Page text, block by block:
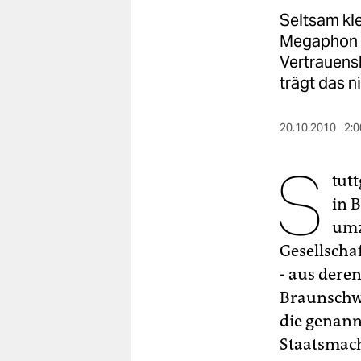
Seltsam
trägt das
20.10.2010
S
in
- aus
die